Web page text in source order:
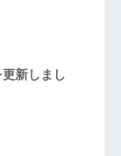
新しまし